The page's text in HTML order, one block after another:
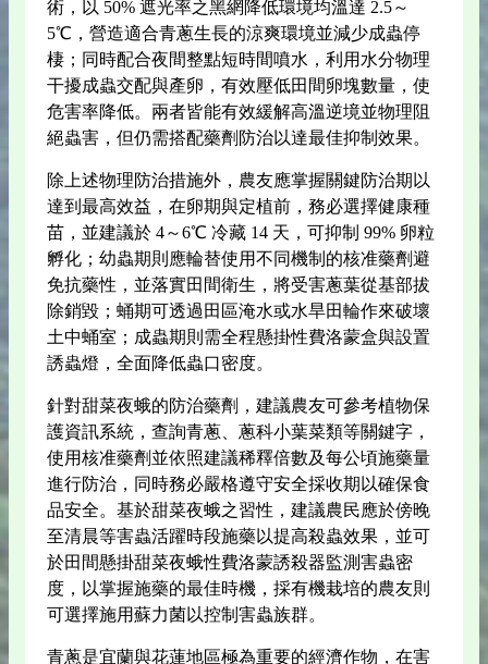
術，以 50% 遮光率之黑網降低環境均溫達 2.5～
5℃，營造適合青蔥生長的涼爽環境並減少成蟲停
棲；同時配合夜間整點短時間噴水，利用水分物理
干擾成蟲交配與產卵，有效壓低田間卵塊數量，使
危害率降低。兩者皆能有效緩解高溫逆境並物理阻
絕蟲害，但仍需搭配藥劑防治以達最佳抑制效果。
除上述物理防治措施外，農友應掌握關鍵防治期以
達到最高效益，在卵期與定植前，務必選擇健康種
苗，並建議於 4～6℃ 冷藏 14 天，可抑制 99% 卵粒
孵化；幼蟲期則應輪替使用不同機制的核准藥劑避
免抗藥性，並落實田間衛生，將受害蔥葉從基部拔
除銷毀；蛹期可透過田區淹水或水旱田輪作來破壞
土中蛹室；成蟲期則需全程懸掛性費洛蒙盒與設置
誘蟲燈，全面降低蟲口密度。
針對甜菜夜蛾的防治藥劑，建議農友可參考植物保
護資訊系統，查詢青蔥、蔥科小葉菜類等關鍵字，
使用核准藥劑並依照建議稀釋倍數及每公頃施藥量
進行防治，同時務必嚴格遵守安全採收期以確保食
品安全。基於甜菜夜蛾之習性，建議農民應於傍晚
至清晨等害蟲活躍時段施藥以提高殺蟲效果，並可
於田間懸掛甜菜夜蛾性費洛蒙誘殺器監測害蟲密
度，以掌握施藥的最佳時機，採有機栽培的農友則
可選擇施用蘇力菌以控制害蟲族群。
青蔥是宜蘭與花蓮地區極為重要的經濟作物，在害